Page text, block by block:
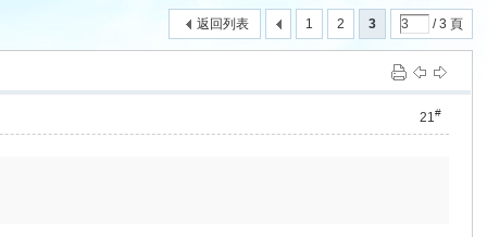
1 2 3 / 3 頁
返回列表
21#